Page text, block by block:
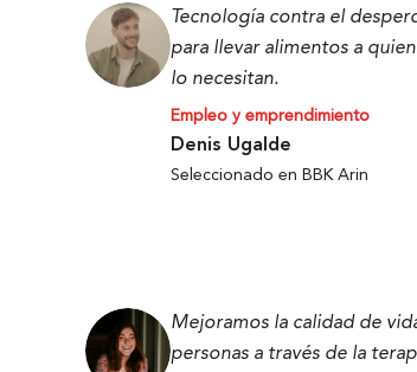
Tecnología contra el
para llevar alimentos a
lo necesitan.
Empleo y emprendimiento
Denis Ugalde
Seleccionado en BBK Arin
Mejoramos la calidad de
personas a través de la